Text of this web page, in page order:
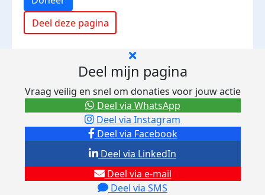
Deel deze pagina
Deel mijn pagina
Vraag veilig en snel om donaties voor jouw actie
Deel via Facebook
Deel via Instagram
Deel via e-mail
Deel via SMS
Deel via LinkedIn
Deel via WhatsApp